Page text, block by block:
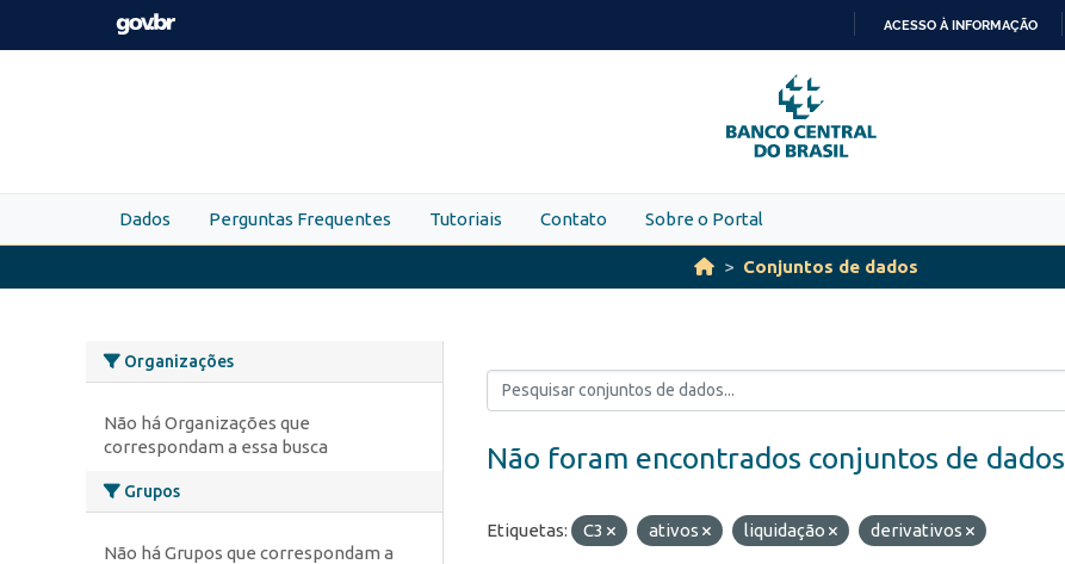
Skip to main content
PARA
O
CONTEÚDO
ACESSO À INFORMAÇÃO
Dados Perguntas Frequentes Tutoriais Contato Sobre o Portal
Conjuntos de dados
Organizações
Não há Organizações que
correspondam a essa busca
Grupos
Não há Grupos que correspondam a
Não foram encontrados conjuntos de dados
Etiquetas: C3 ativos liquidação derivativos